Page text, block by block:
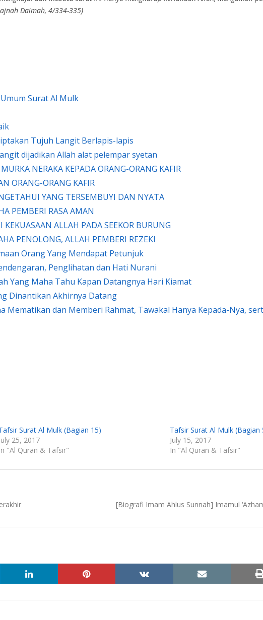
Daimah, 4/334-335)
Surat Al Mulk
Tujuh Langit Berlapis-lapis
dijadikan Allah alat pelempar syetan
NERAKA KEPADA ORANG-ORANG KAFIR
ORANG-ORANG KAFIR
YANG TERSEMBUYI DAN NYATA
PEMBERI RASA AMAN
ALLAH PADA SEEKOR BURUNG
PENOLONG, ALLAH PEMBERI REZEKI
Orang Yang Mendapat Petunjuk
Penglihatan dan Hati Nurani
Yang Maha Tahu Kapan Datangnya Hari Kiamat
Dinantikan Akhirnya Datang
Mematikan dan Memberi Rahmat, Tawakal Hanya Kepada-Nya,
Surat Al Mulk (Bagian 15)
July 25, 2017
In "Al Quran & Tafsir"
Tafsir Surat Al Mulk (Bagian
July 15, 2017
In "Al Quran & Tafsir"
Next
[Biografi Imam Ahlus Sunnah] Imamul
linkedin pinterest vkontakte email